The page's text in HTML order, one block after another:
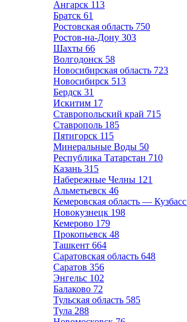
Ангарск 113
Братск 61
Ростовская область 750
Ростов-на-Дону 303
Шахты 66
Волгодонск 58
Новосибирская область 723
Новосибирск 513
Бердск 31
Искитим 17
Ставропольский край 715
Ставрополь 185
Пятигорск 115
Минеральные Воды 50
Республика Татарстан 710
Казань 315
Набережные Челны 121
Альметьевск 46
Кемеровская область — Кузбасс
Новокузнецк 198
Кемерово 179
Прокопьевск 48
Ташкент 664
Саратовская область 648
Саратов 356
Энгельс 102
Балаково 72
Тульская область 585
Тула 288